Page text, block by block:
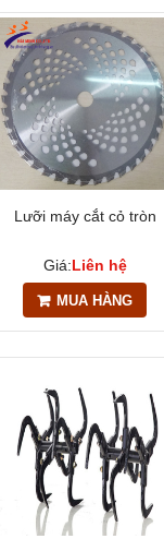
Lưỡi máy cắt cỏ tròn
Giá:Liên hệ
MUA HÀNG